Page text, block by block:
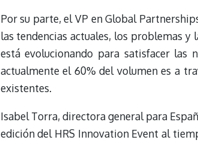
Por su parte, el VP en Global
las tendencias actuales, los problemas y
está evolucionando para satisfacer las
actualmente el 60% del volumen es a
existentes.
Isabel Torra, directora general para
edición del HRS Innovation Event al